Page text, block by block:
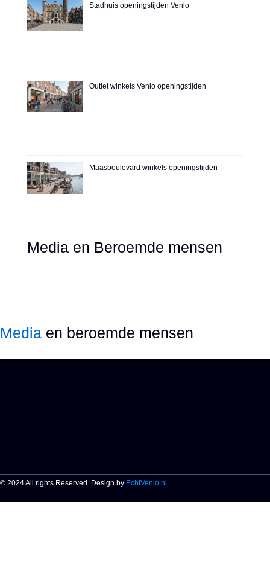
Stadhuis openingstijden Venlo
Outlet winkels Venlo openingstijden
Maasboulevard winkels openingstijden
Media en Beroemde mensen
Media en beroemde mensen
© 2024 All rights Reserved. Design by EchtVenlo.nl